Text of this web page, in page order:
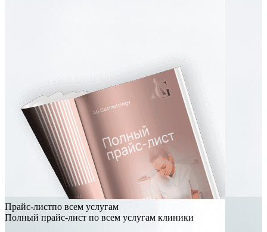
Прайс-листпо всем услугам
Полный прайс-лист по всем услугам клиники